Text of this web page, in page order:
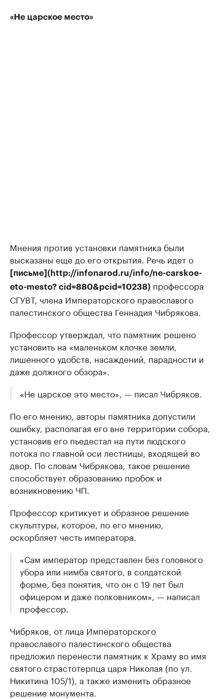
«Не царское место»
Мнения против установки памятника были
высказаны еще до его открытия. Речь идет о
[письме](http://infonarod.ru/info/ne-carskoe-
eto-mesto? cid=880&pcid=10238) профессора
СГУВТ, члена Императорского православого
палестинского общества Геннадия Чибрякова.
Профессор утверждал, что памятник решено
установить на «маленьком клочке земли,
лишенного удобств, насаждений, парадности и
даже должного обзора».
«Не царское это место», — писал Чибряков.
По его мнению, авторы памятника допустили
ошибку, располагая его вне территории собора,
установив его пьедестал на пути людского
потока по главной оси лестницы, входящей во
двор. По словам Чибрякова, такое решение
способствует образованию пробок и
возникновению ЧП.
Профессор критикует и образное решение
скульптуры, которое, по его мнению,
оскорбляет честь императора.
«Сам император представлен без головного
убора или нимба святого, в солдатской
форме, без понятия, что он с 19 лет был
офицером и даже полковником», — написал
профессор.
Чибряков, от лица Императорского
православого палестинского общества
предложил перенести памятник к Храму во имя
святого страстотерпца царя Николая (по ул.
Никитина 105/1), а также изменить образное
решение монумента.